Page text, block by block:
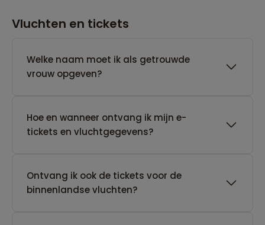
Vluchten en tickets
Welke naam moet ik als getrouwde
vrouw opgeven?
Hoe en wanneer ontvang ik mijn e-
tickets en vluchtgegevens?
Ontvang ik ook de tickets voor de
binnenlandse vluchten?